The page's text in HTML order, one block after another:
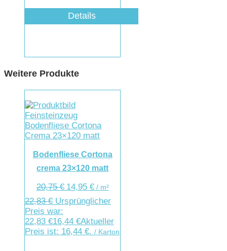
Details
Weitere Produkte
Bodenfliese Cortona
crema 23×120 matt
20,75€ 14,95 €/ m²
22,83€ Ursprünglicher
Preis war:
22,83 €16,44 €Aktueller
Preis ist: 16,44 €. / Karton